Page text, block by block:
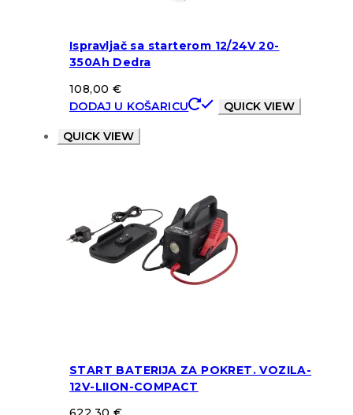
Ispravljač sa starterom 12/24V 20-
350Ah Dedra
108,00 €
DODAJ U KOŠARICU
QUICK VIEW
QUICK VIEW
START BATERIJA ZA POKRET. VOZILA-
12V-LIION-COMPACT